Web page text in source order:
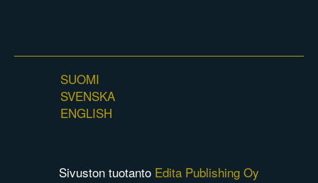
SUOMI
SVENSKA
ENGLISH
Sivuston tuotanto Edita Publishing Oy